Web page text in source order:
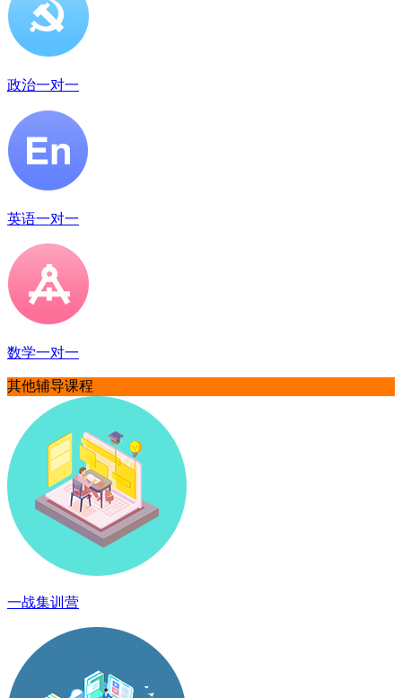
政治一对一
英语一对一
数学一对一
其他辅导课程
一战集训营